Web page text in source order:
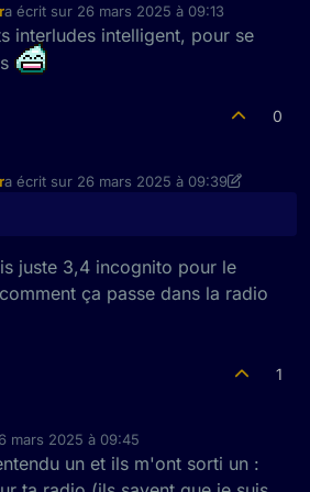
a écrit sur 26 mars 2025 à 09:13
dernière édition par
interludes intelligent, pour se
0
a écrit sur 26 mars 2025 à 09:39
dernière édition par Un Ancien Utilisateur
juste 3,4 incognito pour le
ça passe dans la radio
1
mars 2025 à 09:45
par
un et ils m'ont sorti un :